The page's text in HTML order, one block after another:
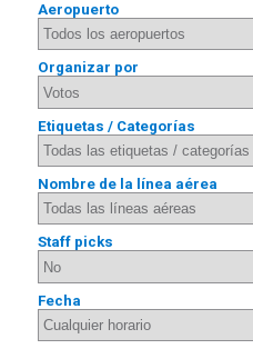
Aeropuerto
Organizar por
Etiquetas / Categorías
Nombre de la línea aérea
Staff picks
Fecha